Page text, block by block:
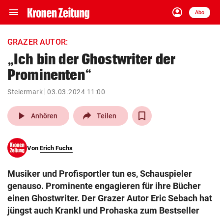
menu Navigation
ein-/ausklappen
account_circle
Anmelden
Abo
close Schließen
account_circle Anmelden
pin_drop
Wien arrow_right
search
eingeben
GRAZER AUTOR:
„Ich bin der Ghostwriter der
Prominenten“
Steiermark 03.03.2024 11:00
play_arrow Anhören Teilen
Von Erich Fuchs
Musiker und Profisportler tun es, Schauspieler
genauso. Prominente engagieren für ihre Bücher
einen Ghostwriter. Der Grazer Autor Eric Sebach hat
jüngst auch Krankl und Prohaska zum Bestseller